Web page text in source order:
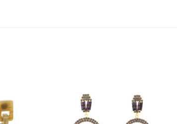
wishlist
Προσθήκη
wishlist